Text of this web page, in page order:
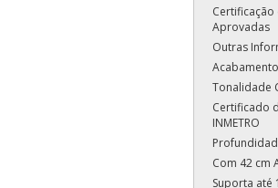
Certificação
Aprovadas
Outras
Tonalidade
Certificado
INMETRO
Com 42 cm
Suporta até